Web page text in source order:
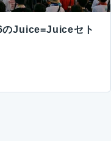
Juice=Juiceセト